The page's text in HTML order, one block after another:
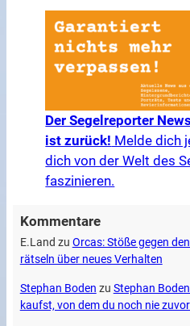
Der Segelreporter
ist zurück! Melde dich
dich von der Welt des
faszinieren.
Kommentare
E.Land zu Orcas: Stöße gegen
rätseln über neues Verhalten
Stephan Boden zu Stephan
kaufst, von dem du noch nie